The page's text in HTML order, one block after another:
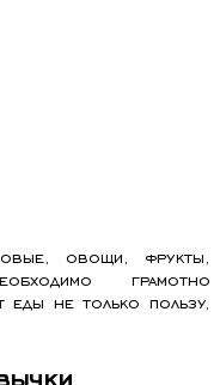
овощи, фрукты,
грамотно
еды не только пользу,